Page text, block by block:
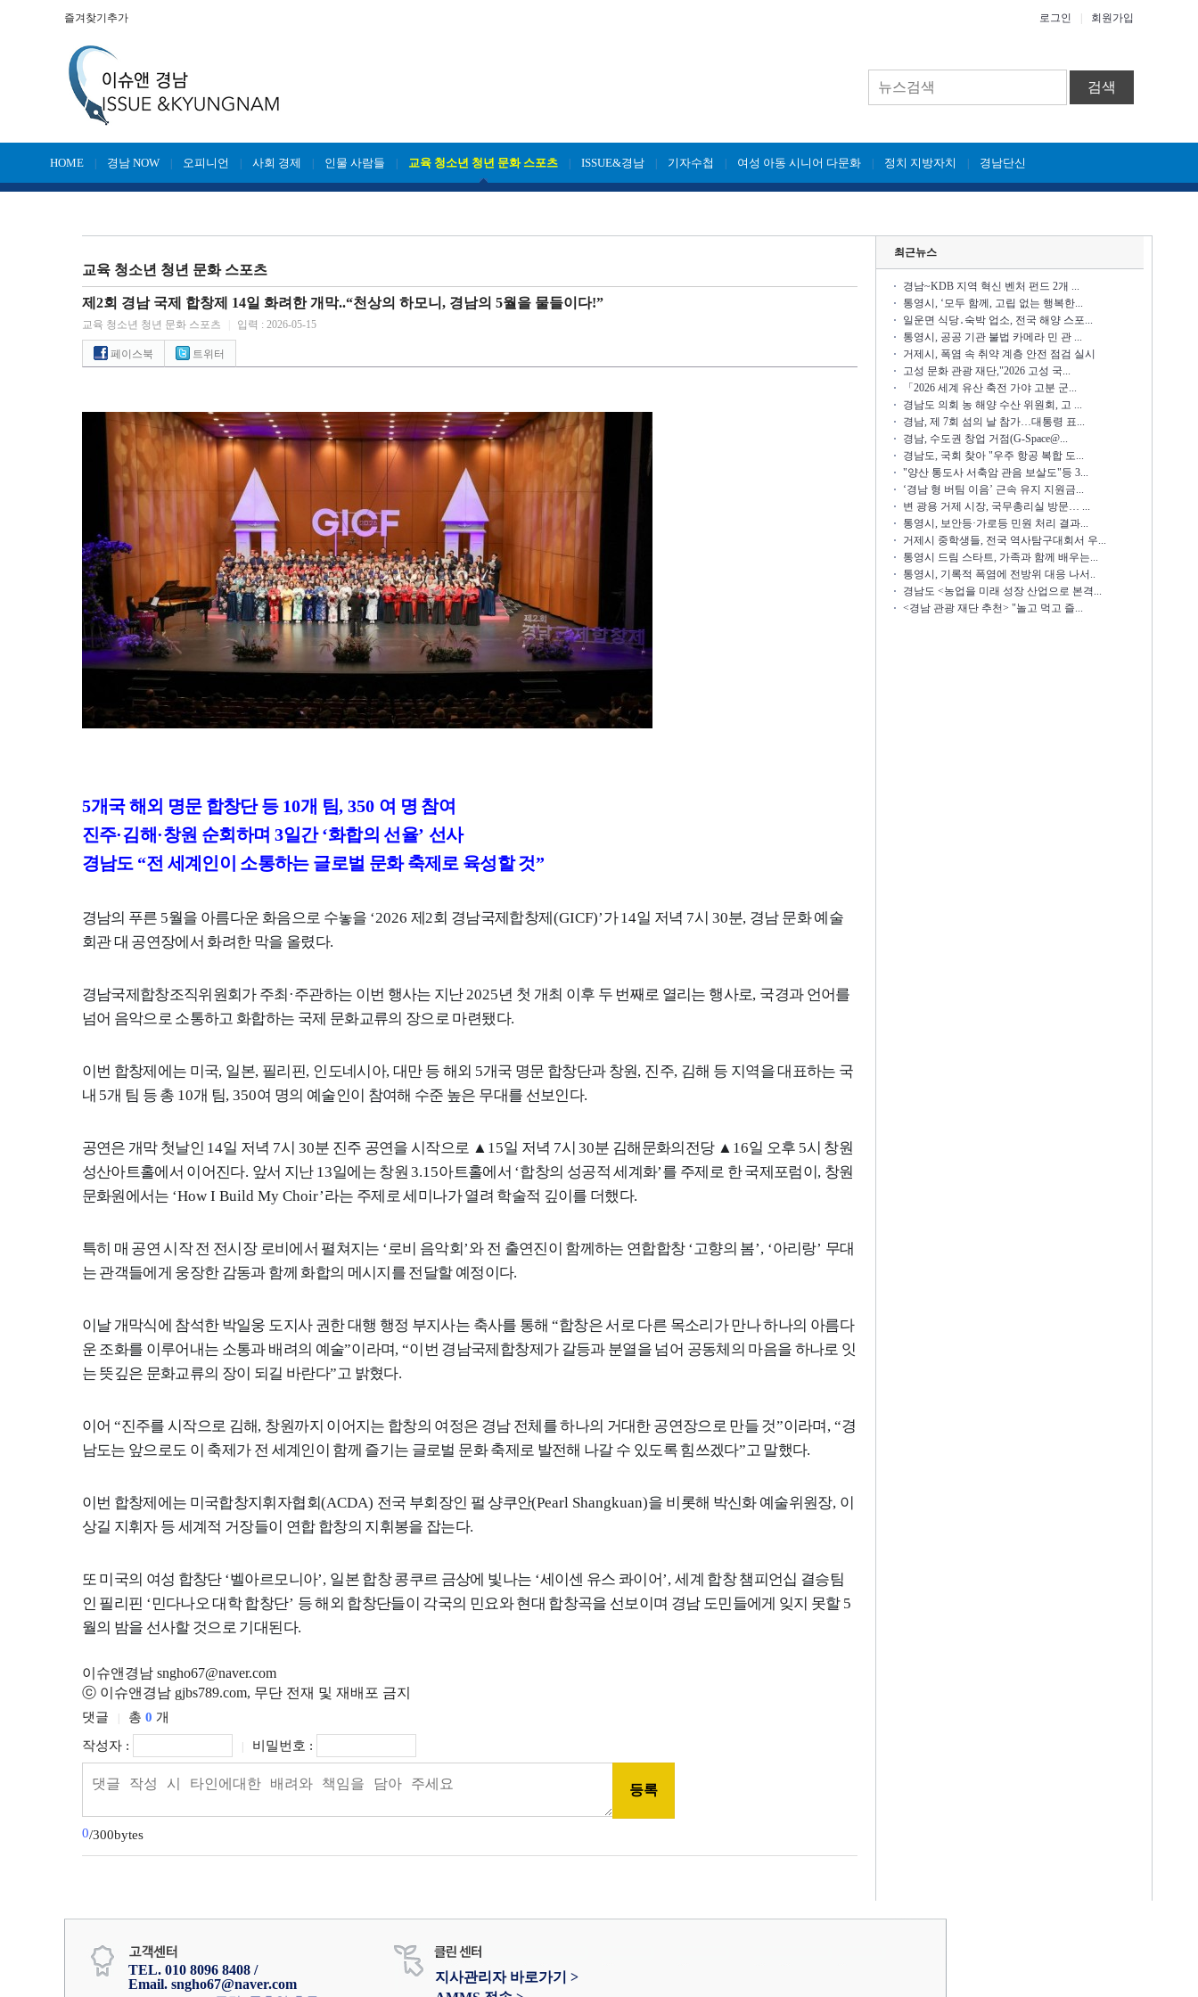
즐겨찾기추가 로그인 회원가입
검색
HOME 경남 NOW 오피니언 사회 경제 인물 사람들 교육 청소년 청년 문화 스포츠 ISSUE&경남 기자수첩 여성 아동 시니어 다문화 정치 지방자치 경남단신
교육 청소년 청년 문화 스포츠
제2회 경남 국제 합창제 14일 화려한 개막..“천상의 하모니, 경남의 5월을 물들이다!”
교육 청소년 청년 문화 스포츠 입력 : 2026-05-15
페이스북 트위터
5개국 해외 명문 합창단 등 10개 팀, 350 여 명 참여
진주·김해·창원 순회하며 3일간‘화합의 선율’ 선사
경남도 “전 세계인이 소통하는 글로벌 문화 축제로 육성할 것”
경남의 푸른 5월을 아름다운 화음으로 수놓을 ‘2026제2회 경남국제합창제(GICF)’가14일 저녁 7시 30분, 경남 문화 예술
회관 대 공연장에서 화려한 막을 올렸다.
경남국제합창조직위원회가 주최 ·주관하는 이번 행사는 지난2025년 첫 개최 이후 두 번째로 열리는 행사로, 국경과 언어를
넘어 음악으로 소통하고 화합하는 국제 문화교류의 장으로 마련됐다.
이번 합창제에는 미국, 일본, 필리핀, 인도네시아, 대만 등 해외 5개국 명문 합창단과 창원, 진주, 김해 등 지역을 대표하는 국
내 5개 팀 등 총 10개 팀, 350여 명의 예술인이 참여해 수준 높은 무대를 선보인다.
공연은 개막 첫날인 14일 저녁 7시 30분 진주 공연을 시작으로 ▲ 15일 저녁 7시30분 김해문화의전당 ▲ 16일 오후 5시 창원
성산아트홀에서 이어진다. 앞서 지난 13일에는 창원3.15아트홀에서 ‘합창의 성공적 세계화’를 주제로 한 국제포럼이, 창원
문화원에서는 ‘How I Build My Choir’라는 주제로 세미나가 열려 학술적 깊이를 더했다.
특히 매 공연 시작 전 전시장 로비에서 펼쳐지는 ‘로비 음악회’와 전 출연진이 함께하는 연합합창 ‘고향의 봄’, ‘아리랑’ 무대
는 관객들에게 웅장한 감동과 함께 화합의 메시지를 전달할 예정이다.
이날 개막식에 참석한 박일웅 도지사 권한 대행 행정 부지사는 축사를 통해“합창은 서로 다른 목소리가 만나 하나의 아름다
운 조화를 이루어내는 소통과 배려의 예술”이라며, “이번 경남국제합창제가 갈등과 분열을 넘어 공동체의 마음을 하나로 잇
는 뜻깊은 문화교류의 장이 되길 바란다”고 밝혔다.
이어 “진주를 시작으로 김해, 창원까지 이어지는 합창의 여정은 경남 전체를 하나의 거대한 공연장으로 만들 것”이라며 , “경
남도는 앞으로도 이 축제가 전 세계인이 함께 즐기는 글로벌 문화 축제로 발전해 나갈 수 있도록 힘쓰겠다”고 말했다.
이번 합창제에는 미국합창지휘자협회(ACDA) 전국 부회장인 펄 샹쿠안(Pearl Shangkuan)을 비롯해 박신화 예술위원장, 이
상길 지휘자 등 세계적 거장들이 연합 합창의 지휘봉을 잡는다.
또 미국의 여성 합창단 ‘벨아르모니아’, 일본 합창 콩쿠르 금상에 빛나는 ‘세이센 유스 콰이어’,세계 합창 챔피언십 결승팀
인 필리핀 ‘민다나오 대학 합창단’ 등 해외 합창단들이 각국의 민요와 현대 합창곡을 선보이며 경남 도민들에게 잊지 못할 5
월의 밤을 선사할 것으로 기대된다.
이슈앤경남 sngho67@naver.com
ⓒ 이슈앤경남 gjbs789.com, 무단 전재 및 재배포 금지
댓글 총 0 개
작성자 :
비밀번호 :
0/300bytes
최근뉴스
경남~KDB 지역 혁신 벤처 펀드 2개 ...
통영시, ‘모두 함께, 고립 없는 행복한...
일운면 식당․숙박 업소, 전국 해양 스포...
통영시, 공공 기관 불법 카메라 민 관 ...
거제시, 폭염 속 취약 계층 안전 점검 실시
고성 문화 관광 재단,"2026 고성 국...
「2026 세계 유산 축전 가야 고분 군...
경남도 의회 농 해양 수산 위원회, 고 ...
경남, 제 7회 섬의 날 참가…대통령 표...
경남, 수도권 창업 거점(G-Space@...
경남도, 국회 찾아 "우주 항공 복합 도...
"양산 통도사 서축암 관음 보살도"등 3...
‘경남 형 버팀 이음’ 근속 유지 지원금...
변 광용 거제 시장, 국무총리실 방문… ...
통영시, 보안등·가로등 민원 처리 결과...
거제시 중학생들, 전국 역사탐구대회서 우...
통영시 드림 스타트, 가족과 함께 배우는...
통영시, 기록적 폭염에 전방위 대응 나서..
경남도 <농업을 미래 성장 산업으로 본격...
<경남 관광 재단 추천> "놀고 먹고 즐...
TEL. 010 8096 8408 /
Email. sngho67@naver.com
지사관리자 바로가기 >